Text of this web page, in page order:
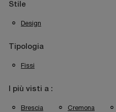
Stile
Design
Tipologia
Fissi
I più visti a :
Brescia Cremona